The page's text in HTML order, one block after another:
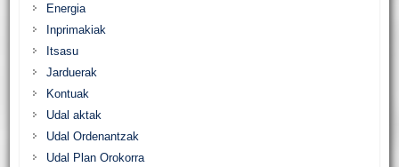
Energia
Inprimakiak
Itsasu
Jarduerak
Kontuak
Udal aktak
Udal Ordenantzak
Udal Plan Orokorra